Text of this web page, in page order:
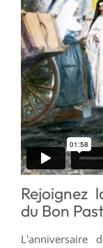
Rejoignez
du Bon
L'anniversaire